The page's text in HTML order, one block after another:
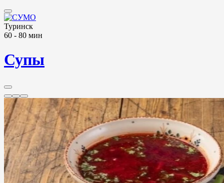
Туринск
60 - 80 мин
Супы